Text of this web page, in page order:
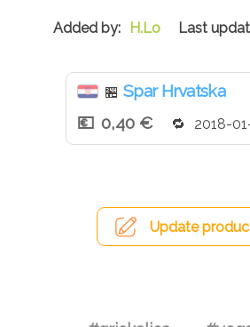
H.Lo
🏪 Spar Hrvatska
0,40 €
2018-
Update